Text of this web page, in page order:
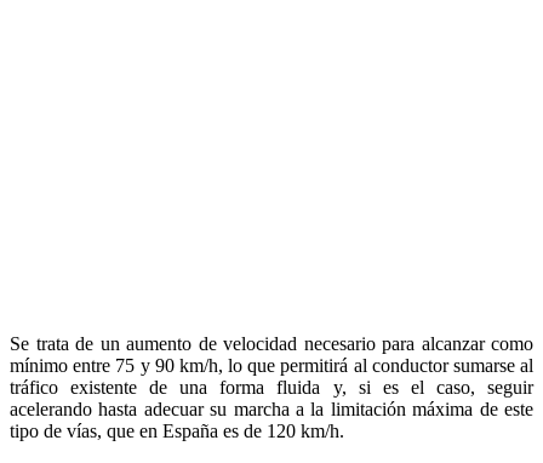
Se trata de un aumento de velocidad necesario para alcanzar como
mínimo entre 75 y 90 km/h, lo que permitirá al conductor sumarse al
tráfico existente de una forma fluida y, si es el caso, seguir
acelerando hasta adecuar su marcha a la limitación máxima de este
tipo de vías, que en España es de 120 km/h.